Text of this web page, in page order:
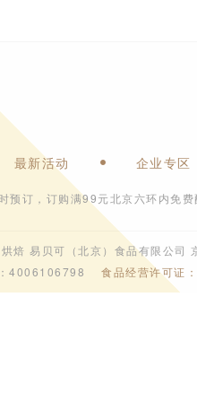
最新活动 企业专区
预订，订购满99元北京六环内免
易贝可（北京）食品有限公司
：4006106798食品经营许可证